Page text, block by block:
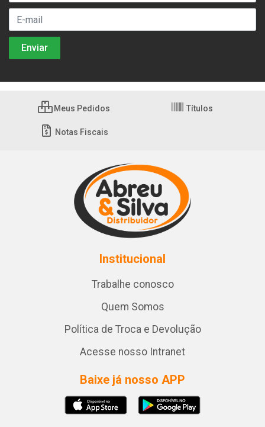
Meus Pedidos Títulos
Notas Fiscais
Institucional
Trabalhe conosco
Quem Somos
Política de Troca e Devolução
Acesse nosso Intranet
Baixe já nosso APP